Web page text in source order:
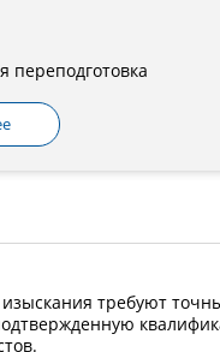
переподготовка
требуют